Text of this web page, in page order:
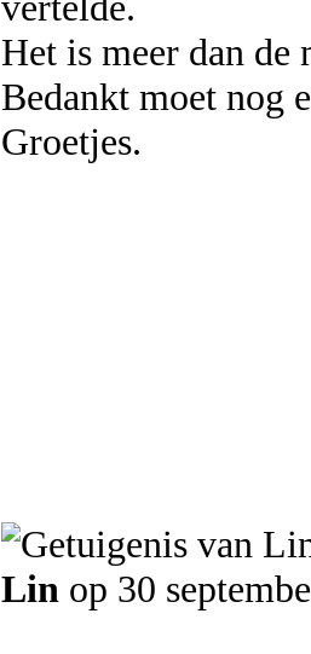
Het is meer dan de
Bedankt moet nog
Groetjes.
Lin op 30